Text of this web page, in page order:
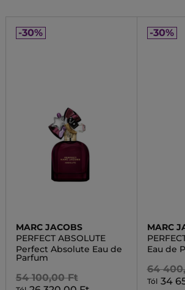
-30%
MARC JACOBS
PERFECT ABSOLUTE
Perfect Absolute Eau de
Parfum
54 100,00 Ft
-30%
MARC
Eau de
64
Tól 34